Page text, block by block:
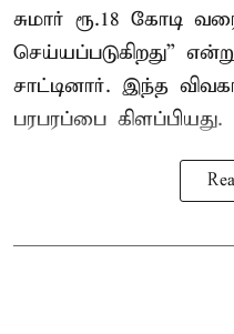
சுமார் ரூ.18 கோடி
செய்யப்படுகிறது”
சாட்டினார். இந்த
பரபரப்பை கிளப்பியது.